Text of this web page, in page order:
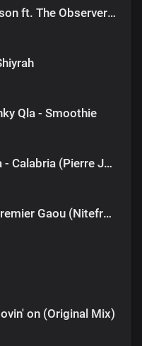
DJ Sbu - For A Reason ft. The Observers (Mr Shane SA 1060 Sounds Remake)
Qla - Smoothie
ENUR feat. Natasja - Calabria (Pierre Johnson Afro Tech Edit)
Francis Mercier - Premier Gaou (Nitefreak Extended Remix)
on (Original Mix)